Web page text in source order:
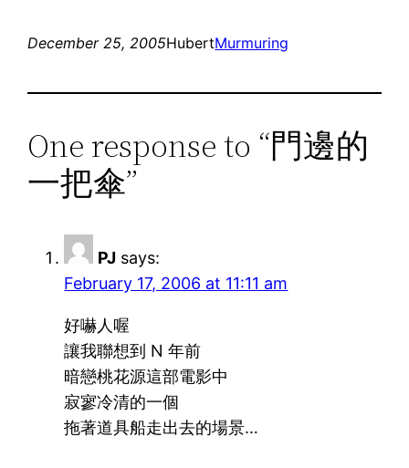
December 25, 2005HubertMurmuring
One response to “門邊的
一把傘”
PJ says:
February 17, 2006 at 11:11 am
好嚇人喔
讓我聯想到 N 年前
暗戀桃花源這部電影中
寂寥冷清的一個
拖著道具船走出去的場景…